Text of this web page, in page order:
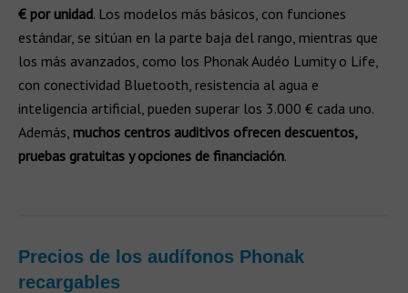
€ por unidad. Los modelos más básicos, con funciones
estándar, se sitúan en la parte baja del rango, mientras que
los más avanzados, como los Phonak Audéo Lumity o Life,
con conectividad Bluetooth, resistencia al agua e
inteligencia artificial, pueden superar los 3.000 € cada uno.
Además, muchos centros auditivos ofrecen descuentos,
pruebas gratuitas y opciones de financiación.
Precios de los audífonos Phonak
recargables ​